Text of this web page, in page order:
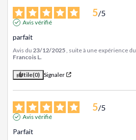
5/5
Avis vérifié
parfait
Avis du 23/12/2025 , suite à une expérience du
Francois L.
Utile(0) Signaler
5/5
Avis vérifié
Parfait